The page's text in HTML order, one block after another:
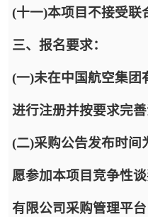
(十一)本项目不接受联
三、报名要求：
(一)未在中国航空集团
进行注册并按要求完
(二)采购公告发布时间
愿参加本项目竞争性
有限公司采购管理平